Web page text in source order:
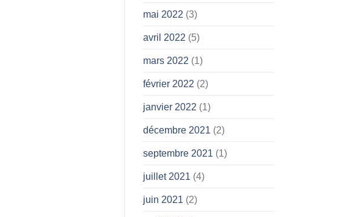
mai 2022 (3)
avril 2022 (5)
mars 2022 (1)
février 2022 (2)
janvier 2022 (1)
décembre 2021 (2)
septembre 2021 (1)
juillet 2021 (4)
juin 2021 (2)